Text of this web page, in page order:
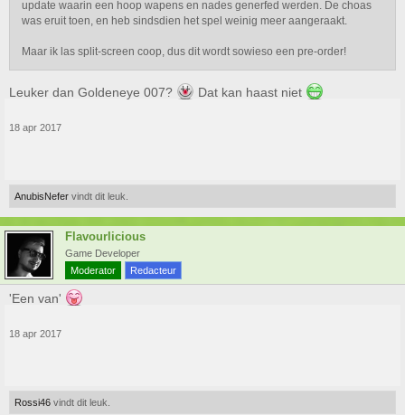
update waarin een hoop wapens en nades generfed werden. De choas
was eruit toen, en heb sindsdien het spel weinig meer aangeraakt.
Maar ik las split-screen coop, dus dit wordt sowieso een pre-order!
Leuker dan Goldeneye 007? Dat kan haast niet
18 apr 2017
AnubisNefer vindt dit leuk.
Flavourlicious
Game Developer
Moderator
Redacteur
'Een van'
18 apr 2017
Rossi46 vindt dit leuk.